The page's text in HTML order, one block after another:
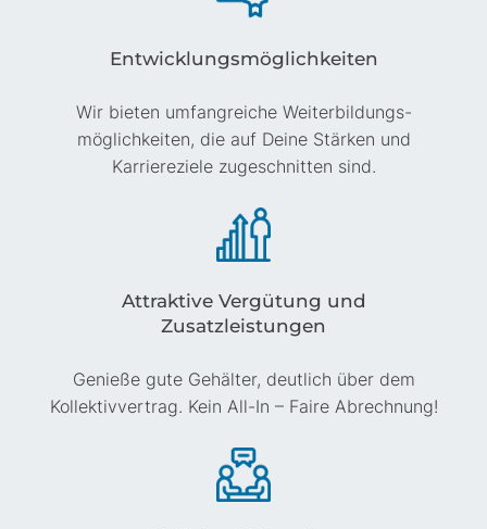
Entwicklungs­möglich­keiten
Wir bieten umfangreiche Weiter­bildungs­
möglichkeiten, die auf Deine Stärken und
Karriere­ziele zugeschnitten sind.
Attraktive Vergütung und
Zusatzleistungen
Genieße gute Gehälter, deutlich über dem
Kollektivvertrag. Kein All-In – Faire Abrechnung!